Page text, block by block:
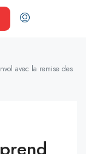
avec la remise des